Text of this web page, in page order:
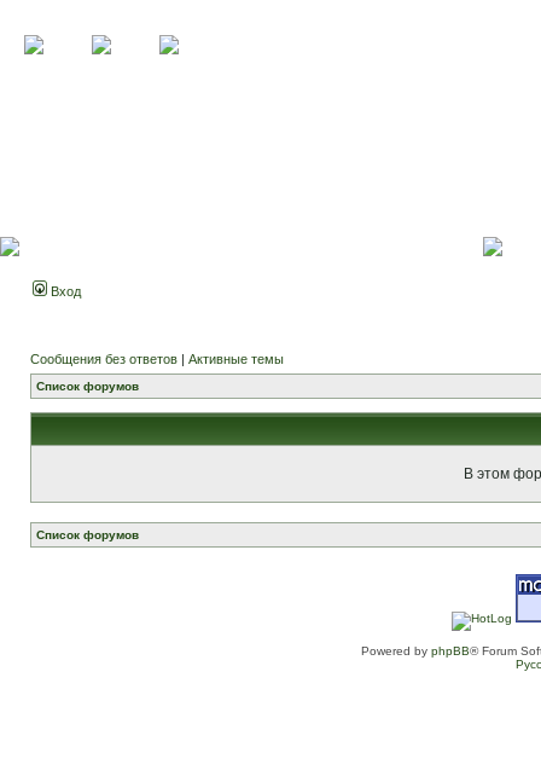
Вход
Сообщения без ответов | Активные темы
Список форумов
В этом
Список форумов
Powered by phpBB® Forum